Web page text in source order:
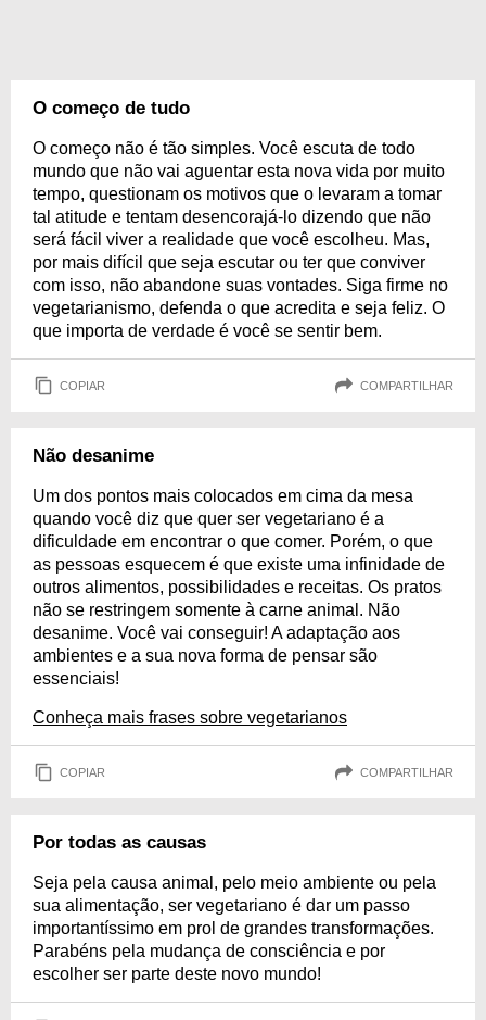
O começo de tudo
O começo não é tão simples. Você escuta de todo
mundo que não vai aguentar esta nova vida por muito
tempo, questionam os motivos que o levaram a tomar
tal atitude e tentam desencorajá-lo dizendo que não
será fácil viver a realidade que você escolheu. Mas,
por mais difícil que seja escutar ou ter que conviver
com isso, não abandone suas vontades. Siga firme no
vegetarianismo, defenda o que acredita e seja feliz. O
que importa de verdade é você se sentir bem.
COPIAR COMPARTILHAR
Não desanime
Um dos pontos mais colocados em cima da mesa
quando você diz que quer ser vegetariano é a
dificuldade em encontrar o que comer. Porém, o que
as pessoas esquecem é que existe uma infinidade de
outros alimentos, possibilidades e receitas. Os pratos
não se restringem somente à carne animal. Não
desanime. Você vai conseguir! A adaptação aos
ambientes e a sua nova forma de pensar são
essenciais!
Conheça mais frases sobre vegetarianos
COPIAR COMPARTILHAR
Por todas as causas
Seja pela causa animal, pelo meio ambiente ou pela
sua alimentação, ser vegetariano é dar um passo
importantíssimo em prol de grandes transformações.
Parabéns pela mudança de consciência e por
escolher ser parte deste novo mundo!